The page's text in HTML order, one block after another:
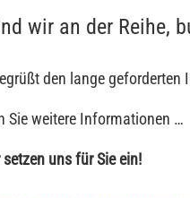
wir an der Reihe,
den lange geforderten
Sie weitere Informationen …
setzen uns für Sie ein!